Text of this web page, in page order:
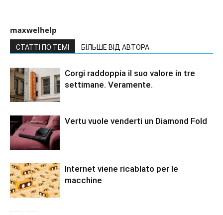
maxwelhelp
СТАТТІ ПО ТЕМІ БІЛЬШЕ ВІД АВТОРА
Corgi raddoppia il suo valore in tre
settimane. Veramente.
Vertu vuole venderti un Diamond Fold
Internet viene ricablato per le
macchine